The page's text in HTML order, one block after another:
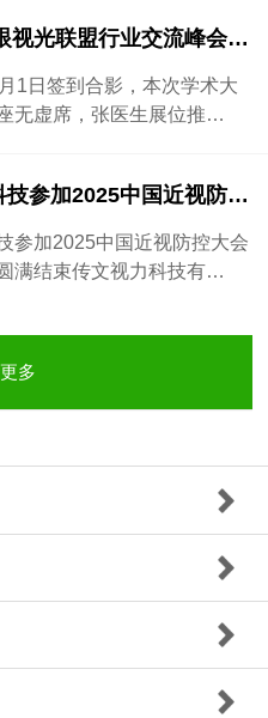
2025中国眼视光联盟行业交流峰会圆满结束
1日签到合影，本次学术大
无虚席，张医生展位推…
传文视力科技参加2025中国近视防控大会（西安站）圆满结束
参加2025中国近视防控大会
满结束传文视力科技有…
多